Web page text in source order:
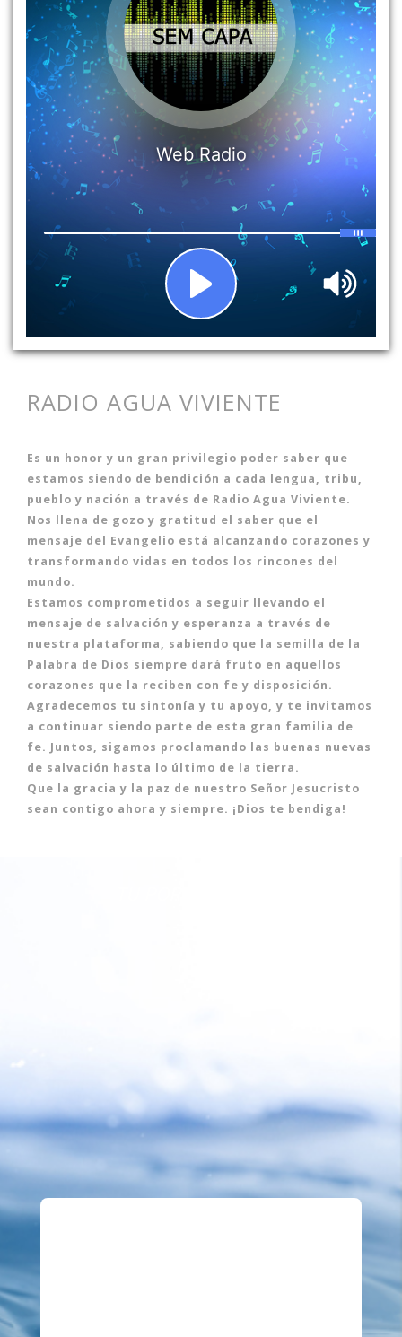
RADIO AGUA VIVIENTE
Es un honor y un gran privilegio poder saber que
estamos siendo de bendición a cada lengua, tribu,
pueblo y nación a través de Radio Agua Viviente.
Nos llena de gozo y gratitud el saber que el
mensaje del Evangelio está alcanzando corazones y
transformando vidas en todos los rincones del
mundo.
Estamos comprometidos a seguir llevando el
mensaje de salvación y esperanza a través de
nuestra plataforma, sabiendo que la semilla de la
Palabra de Dios siempre dará fruto en aquellos
corazones que la reciben con fe y disposición.
Agradecemos tu sintonía y tu apoyo, y te invitamos
a continuar siendo parte de esta gran familia de
fe. Juntos, sigamos proclamando las buenas nuevas
de salvación hasta lo último de la tierra.
Que la gracia y la paz de nuestro Señor Jesucristo
sean contigo ahora y siempre. ¡Dios te bendiga!